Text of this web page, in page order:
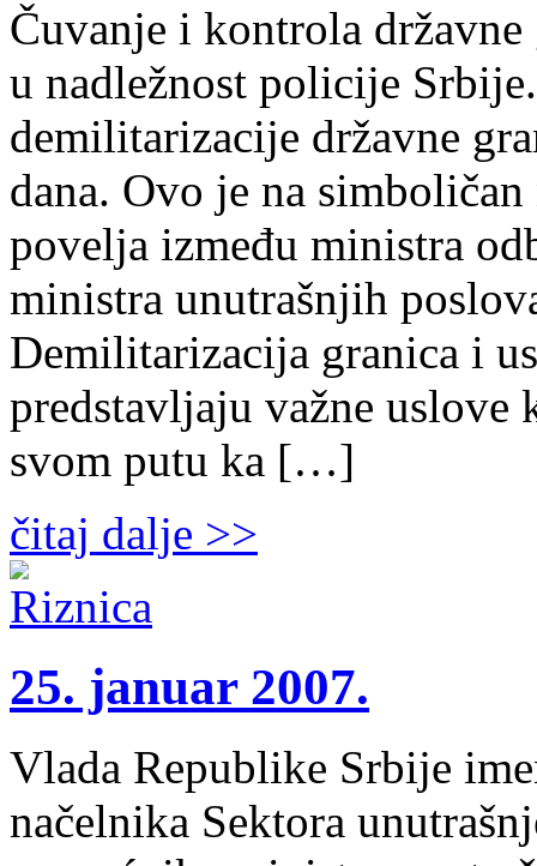
Čuvanje i kontrola
u nadležnost policije
demilitarizacije državne
dana. Ovo je na
povelja između ministra
ministra unutrašnjih
Demilitarizacija granica i
predstavljaju važne uslove
svom putu ka […]
čitaj dalje >>
25. januar 2007.
Vlada Republike Srbije
načelnika Sektora